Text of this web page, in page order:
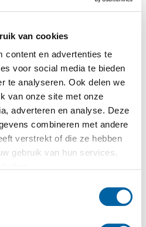
van cookies
content en advertenties te
voor social media te bieden
te analyseren. Ook delen we
van onze site met onze
adverteren en analyse. Deze
combineren met andere
verstrekt of die ze hebben
gebruik van hun services.